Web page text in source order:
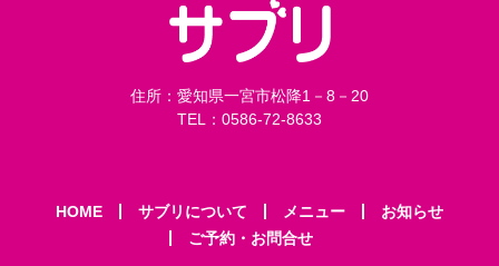
住所：愛知県一宮市松降1－8－20
TEL：0586-72-8633
HOME サブリについて メニュー
お知らせ
ご予約・お問合せ